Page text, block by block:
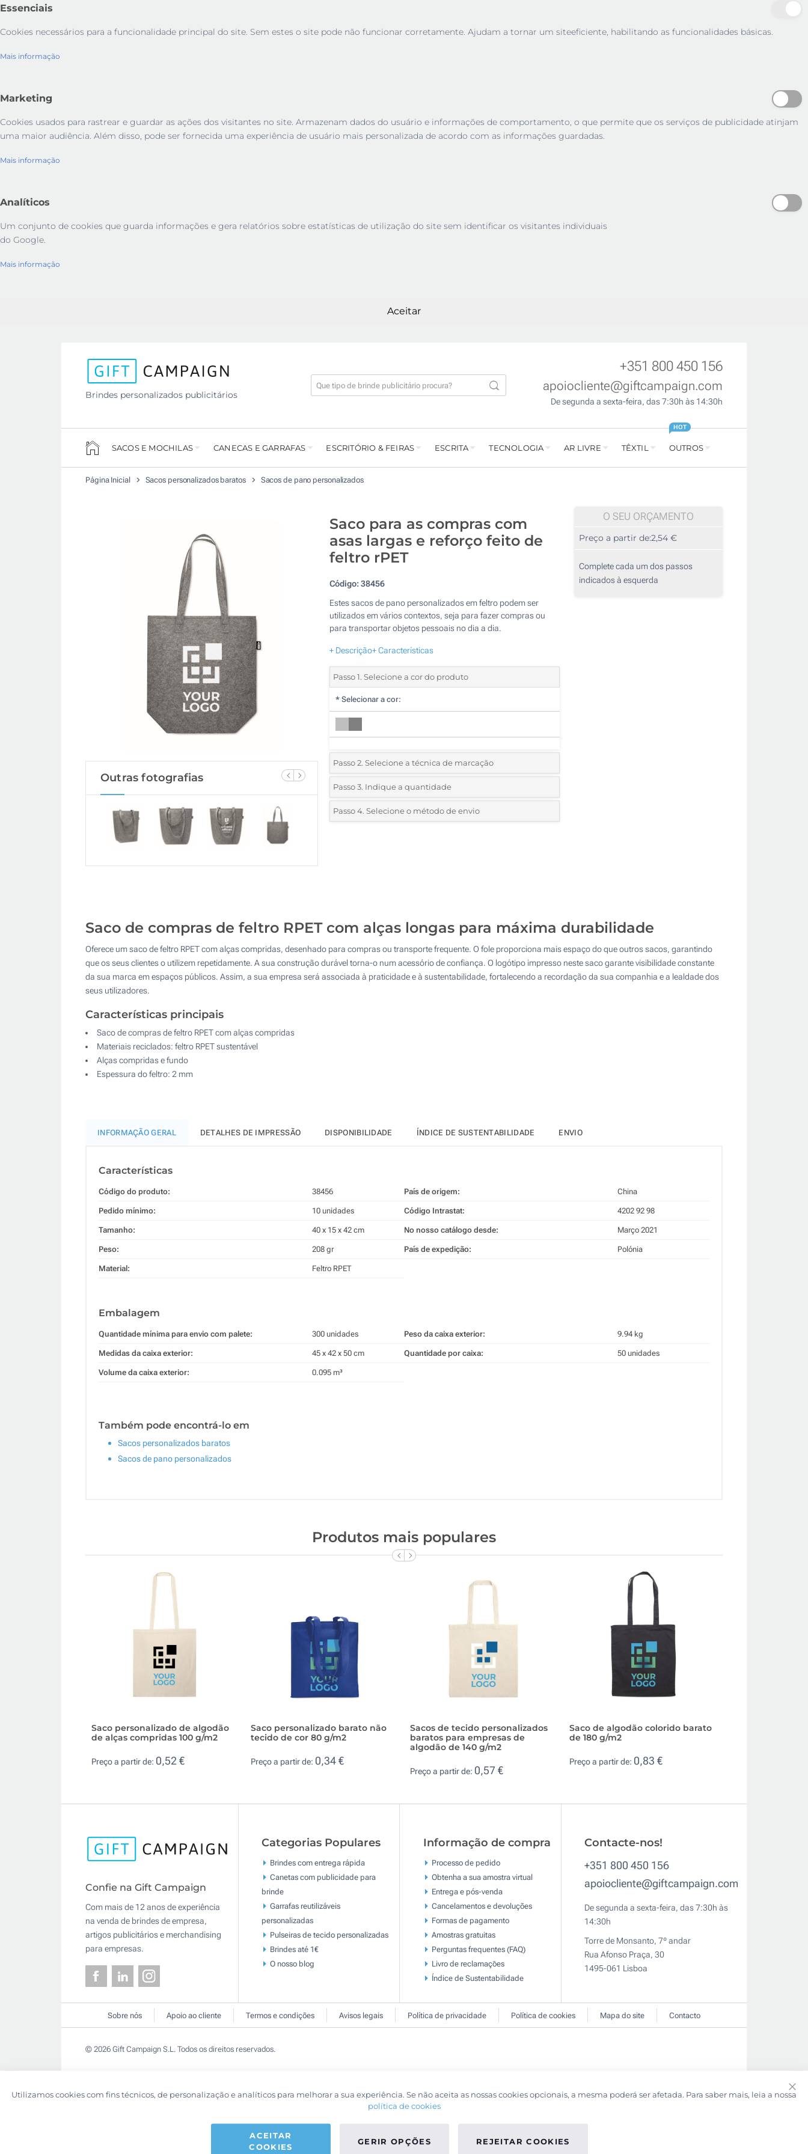
Essenciais
Cookies necessários para a funcionalidade principal do site. Sem estes o site pode não funcionar corretamente. Ajudam a tornar um siteeficiente, habilitando as funcionalidades básicas.
Mais informação
Marketing
Cookies usados ​​para rastrear e guardar as ações dos visitantes no site. Armazenam dados do usuário e informações de comportamento, o que permite que os serviços de publicidade atinjam
uma maior audiência. Além disso, pode ser fornecida uma experiência de usuário mais personalizada de acordo com as informações guardadas.
Mais informação
Analíticos
Um conjunto de cookies que guarda informações e gera relatórios sobre estatísticas de utilização do site sem identificar os visitantes individuais
do Google.
Mais informação
Aceitar
Brindes personalizados publicitários
+351 800 450 156
apoiocliente@giftcampaign.com
De segunda a sexta-feira, das 7:30h às 14:30h
SACOS E MOCHILAS CANECAS E GARRAFAS ESCRITÓRIO & FEIRAS ESCRITA TECNOLOGIA AR LIVRE TÊXTIL OUTROS
HOT
Página Inicial Sacos personalizados baratos Sacos de pano personalizados
Outras fotografias
Saco para as compras com
asas largas e reforço feito de
feltro rPET
Código:38456
Estes sacos de pano personalizados em feltro podem ser
utilizados em vários contextos, seja para fazer compras ou
para transportar objetos pessoais no dia a dia.
+ Descrição+ Características
Passo 1. Selecione a cor do produto
* Selecionar a cor:
Passo 2. Selecione a técnica de marcação
*Selecione o tipo de marcação e as cores do logotipo:
1 Cor (Num lado)
Transferência digital a cores (Num lado)
Impressão em relevo (Num lado)
Sem impressão
Passo 3. Indique a quantidade
*Quantidade mínima:10
100
200
Outra : Atualizar
Passo 4. Selecione o método de envio
O SEU ORÇAMENTO
Preço a partir de:2,54 €
Complete cada um dos passos
indicados à esquerda
Saco de compras de feltro RPET com alças longas para máxima durabilidade
Oferece um saco de feltro RPET com alças compridas, desenhado para compras ou transporte frequente. O fole proporciona mais espaço do que outros sacos, garantindo
que os seus clientes o utilizem repetidamente. A sua construção durável torna-o num acessório de confiança. O logótipo impresso neste saco garante visibilidade constante
da sua marca em espaços públicos. Assim, a sua empresa será associada à praticidade e à sustentabilidade, fortalecendo a recordação da sua companhia e a lealdade dos
seus utilizadores.
Características principais
Saco de compras de feltro RPET com alças compridas
Materiais reciclados: feltro RPET sustentável
Alças compridas e fundo
Espessura do feltro: 2 mm
INFORMAÇÃO GERAL DETALHES DE IMPRESSÃO DISPONIBILIDADE ÍNDICE DE SUSTENTABILIDADE ENVIO
Características
Código do produto: 38456
Pedido mínimo: 10 unidades
Tamanho: 40 x 15 x 42 cm
Peso: 208 gr
Material: Feltro RPET
País de origem: China
Código Intrastat: 4202 92 98
No nosso catálogo desde: Março 2021
País de expedição: Polónia
Embalagem
Quantidade mínima para envio com palete: 300 unidades
Medidas da caixa exterior: 45 x 42 x 50 cm
Volume da caixa exterior: 0.095 m³
Peso da caixa exterior: 9.94 kg
Quantidade por caixa: 50 unidades
Também pode encontrá-lo em
Sacos personalizados baratos
Sacos de pano personalizados
Produtos mais populares
Saco personalizado de algodão
de alças compridas 100 g/m2
Preço a partir de: 0,52 €
Saco personalizado barato não
tecido de cor 80 g/m2
Preço a partir de: 0,34 €
Sacos de tecido personalizados
baratos para empresas de
algodão de 140 g/m2
Preço a partir de: 0,57 €
Saco de algodão colorido barato
de 180 g/m2
Preço a partir de: 0,83 €
Confie na Gift Campaign
Com mais de 12 anos de experiência
na venda de brindes de empresa,
artigos publicitários e merchandising
para empresas.
Categorias Populares
Brindes com entrega rápida
Canetas com publicidade para
brinde
Garrafas reutilizáveis
personalizadas
Pulseiras de tecido personalizadas
Brindes até 1€
O nosso blog
Informação de compra
Processo de pedido
Obtenha a sua amostra virtual
Entrega e pós-venda
Cancelamentos e devoluções
Formas de pagamento
Amostras gratuitas
Perguntas frequentes (FAQ)
Livro de reclamaçōes
Índice de Sustentabilidade
Contacte-nos!
+351 800 450 156
apoiocliente@giftcampaign.com
De segunda a sexta-feira, das 7:30h às
14:30h
Torre de Monsanto, 7º andar
Rua Afonso Praça, 30
1495-061 Lisboa
Sobre nós Apoio ao cliente Termos e condições Avisos legais Política de privacidade Política de cookies Mapa do site Contacto
© 2026 Gift Campaign S.L. Todos os direitos reservados.
Utilizamos cookies com fins técnicos, de personalização e analíticos para melhorar a sua experiência. Se não aceita as nossas cookies opcionais, a mesma poderá ser afetada. Para saber mais, leia a nossa
política de cookies
ACEITAR
COOKIES
GERIR OPÇÕES REJEITAR COOKIES